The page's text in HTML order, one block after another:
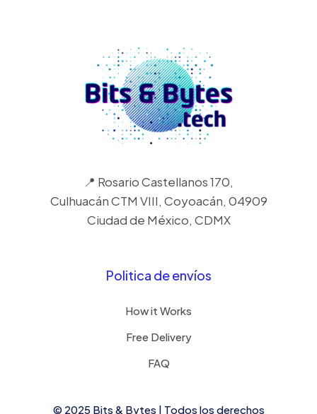
📍 Rosario Castellanos 170,
Culhuacán CTM VIII, Coyoacán, 04909
Ciudad de México, CDMX
Politica de envíos
How it Works
Free Delivery
FAQ
© 2025 Bits & Bytes | Todos los derechos